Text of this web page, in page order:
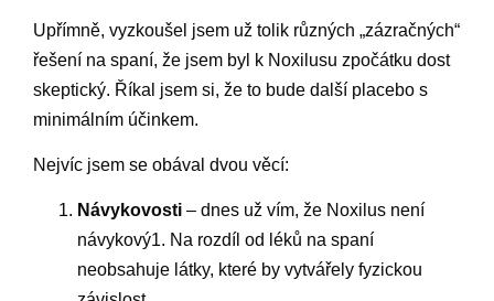
Upřímně, vyzkoušel jsem už tolik různých „zázračných“
řešení na spaní, že jsem byl k Noxilusu zpočátku dost
skeptický. Říkal jsem si, že to bude další placebo s
minimálním účinkem.
Nejvíc jsem se obával dvou věcí:
Návykovosti – dnes už vím, že Noxilus není
návykový1. Na rozdíl od léků na spaní
neobsahuje látky, které by vytvářely fyzickou